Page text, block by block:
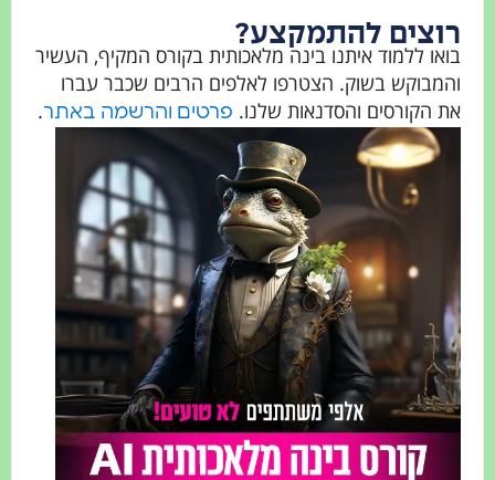
להתמקצע?
ללמוד איתנו בינה מלאכותית בקורס המקיף, העשיר
בשוק. הצטרפו לאלפים הרבים שכבר עברו
הקורסים והסדנאות שלנו.פרטים והרשמה באתר.